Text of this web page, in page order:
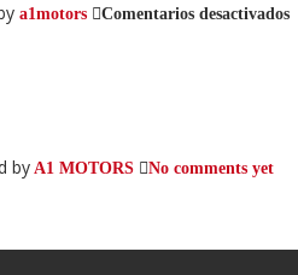
a1motors Comentarios desactivadosen
by A1 MOTORS No comments yet